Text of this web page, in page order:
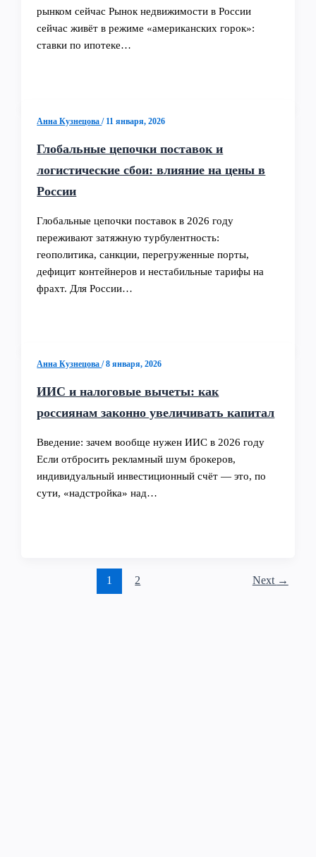
рынком сейчас Рынок недвижимости в России
сейчас живёт в режиме «американских горок»:
ставки по ипотеке…
Анна Кузнецова/ 11 января, 2026
Глобальные цепочки поставок и
логистические сбои: влияние на цены в
России
Глобальные цепочки поставок в 2026 году
переживают затяжную турбулентность:
геополитика, санкции, перегруженные порты,
дефицит контейнеров и нестабильные тарифы на
фрахт. Для России…
Анна Кузнецова/8 января, 2026
ИИС и налоговые вычеты: как
россиянам законно увеличивать капитал
Введение: зачем вообще нужен ИИС в 2026 году
Если отбросить рекламный шум брокеров,
индивидуальный инвестиционный счёт — это, по
сути, «надстройка» над…
1 2 Next →